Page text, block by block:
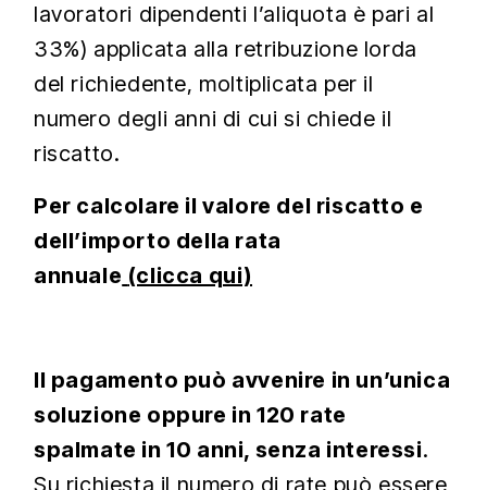
lavoratori dipendenti l’aliquota è pari al
33%) applicata alla retribuzione lorda
del richiedente, moltiplicata per il
numero degli anni di cui si chiede il
riscatto.
Per calcolare il valore del riscatto e
dell’importo della rata
annuale (clicca qui)
Il pagamento può avvenire in un’unica
soluzione oppure in 120 rate
spalmate in 10 anni, senza interessi.
Su richiesta il numero di rate può essere